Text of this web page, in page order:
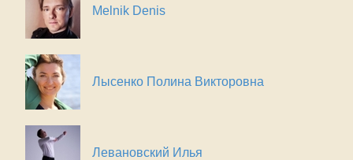
Melnik Denis
Лысенко Полина Викторовна
Левановский Илья